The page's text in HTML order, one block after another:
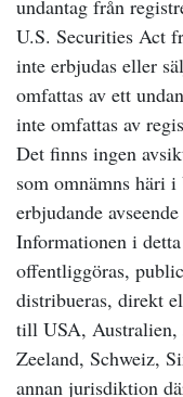
undantag från
U.S. Securities Act
inte erbjudas eller
omfattas av ett
inte omfattas av
Det finns ingen
som omnämns häri
erbjudande
Informationen i
offentliggöras,
distribueras, direkt
till USA, Australien,
Zeeland, Schweiz,
annan jurisdiktion